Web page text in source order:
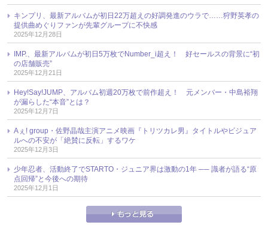
キンプリ、最新アルバムが初日22万超えの好調発進のウラで……狩野英孝の
提供曲めぐりファンが先輩グループに不快感
2025年12月28日
IMP.、最新アルバムが初日5万枚でNumber_i超え！ 好セールスの背景に“初
の店舗販売”
2025年12月21日
Hey!Say!JUMP、アルバム初週20万枚で前作超え！ 元メンバー・中島裕翔
が漏らした“本音”とは？
2025年12月7日
Aぇ! group・佐野晶哉主演アニメ映画『トリツカレ男』タイトルやビジュア
ルへの不安が「絶賛に反転」するワケ
2025年12月3日
少年忍者、活動終了でSTARTO・ジュニア界は激動の1年 ── 識者が語る“原
点回帰”と今後への期待
2025年12月1日